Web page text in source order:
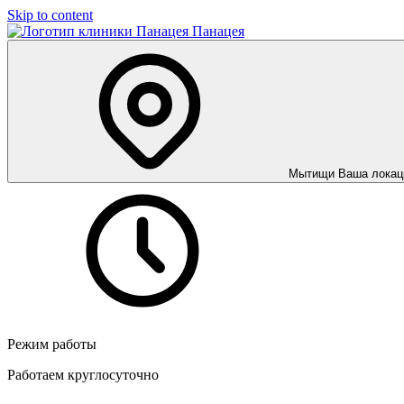
Skip to content
Панацея
Мытищи Ваша
Режим работы
Работаем круглосуточно